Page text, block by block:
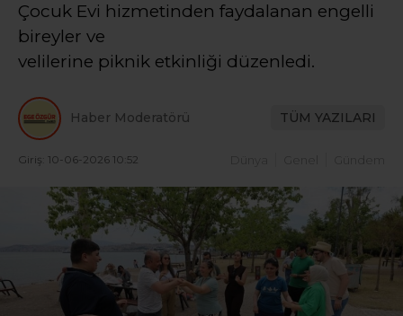
Çocuk Evi hizmetinden faydalanan engelli
bireyler ve
velilerine piknik etkinliği düzenledi.
Haber Moderatörü TÜM YAZILARI
Giriş: 10-06-2026 10:52 Gündem